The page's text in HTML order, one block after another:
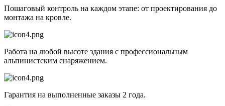
Пошаговый контроль на каждом этапе: от проектирования до
монтажа на кровле.
Работа на любой высоте здания с профессиональным
альпинистским снаряжением.
Гарантия на выполненные заказы 2 года.